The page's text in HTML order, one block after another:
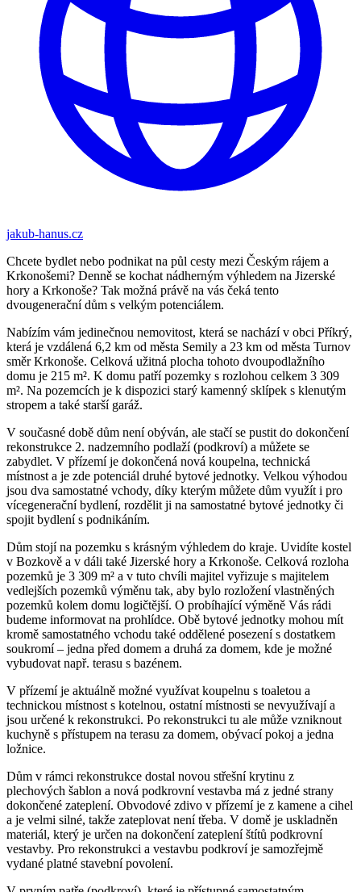
jakub-hanus.cz
Chcete bydlet nebo podnikat na půl cesty mezi Českým rájem a
Krkonošemi? Denně se kochat nádherným výhledem na Jizerské
hory a Krkonoše? Tak možná právě na vás čeká tento
dvougenerační dům s velkým potenciálem.
Nabízím vám jedinečnou nemovitost, která se nachází v obci Příkrý,
která je vzdálená 6,2 km od města Semily a 23 km od města Turnov
směr Krkonoše. Celková užitná plocha tohoto dvoupodlažního
domu je 215 m². K domu patří pozemky s rozlohou celkem 3 309
m². Na pozemcích je k dispozici starý kamenný sklípek s klenutým
stropem a také starší garáž.
V současné době dům není obýván, ale stačí se pustit do dokončení
rekonstrukce 2. nadzemního podlaží (podkroví) a můžete se
zabydlet. V přízemí je dokončená nová koupelna, technická
místnost a je zde potenciál druhé bytové jednotky. Velkou výhodou
jsou dva samostatné vchody, díky kterým můžete dům využít i pro
vícegenerační bydlení, rozdělit ji na samostatné bytové jednotky či
spojit bydlení s podnikáním.
Dům stojí na pozemku s krásným výhledem do kraje. Uvidíte kostel
v Bozkově a v dáli také Jizerské hory a Krkonoše. Celková rozloha
pozemků je 3 309 m² a v tuto chvíli majitel vyřizuje s majitelem
vedlejších pozemků výměnu tak, aby bylo rozložení vlastněných
pozemků kolem domu logičtější. O probíhající výměně Vás rádi
budeme informovat na prohlídce. Obě bytové jednotky mohou mít
kromě samostatného vchodu také oddělené posezení s dostatkem
soukromí – jedna před domem a druhá za domem, kde je možné
vybudovat např. terasu s bazénem.
V přízemí je aktuálně možné využívat koupelnu s toaletou a
technickou místnost s kotelnou, ostatní místnosti se nevyužívají a
jsou určené k rekonstrukci. Po rekonstrukci tu ale může vzniknout
kuchyně s přístupem na terasu za domem, obývací pokoj a jedna
ložnice.
Dům v rámci rekonstrukce dostal novou střešní krytinu z
plechových šablon a nová podkrovní vestavba má z jedné strany
dokončené zateplení. Obvodové zdivo v přízemí je z kamene a cihel
a je velmi silné, takže zateplovat není třeba. V domě je uskladněn
materiál, který je určen na dokončení zateplení štítů podkrovní
vestavby. Pro rekonstrukci a vestavbu podkroví je samozřejmě
vydané platné stavební povolení.